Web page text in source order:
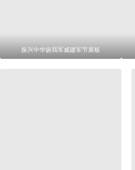
振兴中华扬我军威建军节展板